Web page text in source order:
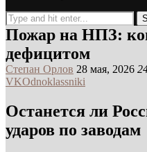
Пожар на НПЗ:
дефицитом
Степан Орлов 28 мая, 2026
VKOdnoklassniki
Останется ли
ударов по заводам